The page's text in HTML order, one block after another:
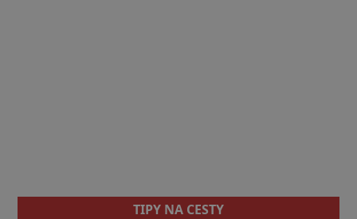
TIPY NA CESTY